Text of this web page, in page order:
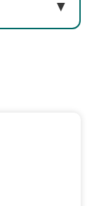
▼